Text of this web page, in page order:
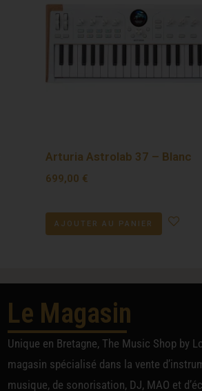
Arturia Astrolab 37 – Blanc
699,00 €
AJOUTER AU PANIER
Le Magasin
Unique en Bretagne, The Music Shop by
magasin spécialisé dans la vente
musique, de sonorisation, DJ, MAO et